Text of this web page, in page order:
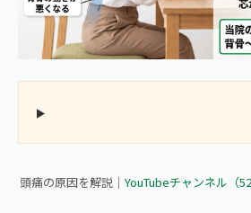
てるかもしれません
頭痛の原因を解説｜ YouTubeチャンネル（52